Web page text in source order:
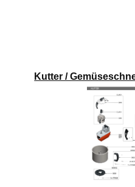
Kutter /